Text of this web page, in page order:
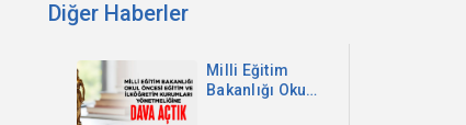
Diğer Haberler
Milli Eğitim
Bakanlığı Okul